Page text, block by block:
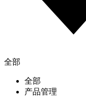
全部
全部
产品管理